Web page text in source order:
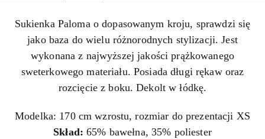
Sukienka Paloma o dopasowanym kroju, sprawdzi się
jako baza do wielu różnorodnych stylizacji. Jest
wykonana z najwyższej jakości prążkowanego
sweterkowego materiału. Posiada długi rękaw oraz
rozcięcie z boku. Dekolt w łódkę.
Modelka: 170 cm wzrostu, rozmiar do prezentacji XS
Skład: 65% bawełna, 35% poliester